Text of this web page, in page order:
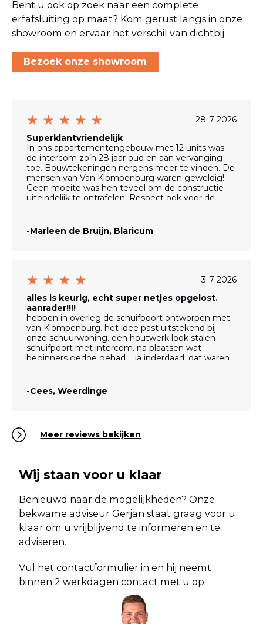
Bent u ook op zoek naar een complete
erfafsluiting op maat? Kom gerust langs in onze
showroom en ervaar het verschil van dichtbij.
Bezoek onze showroom
28-7-2026
Superklantvriendelijk
In ons appartementengebouw met 12 units was
de intercom zo’n 28 jaar oud en aan vervanging
toe. Bouwtekeningen nergens meer te vinden. De
mensen van Van Klompenburg waren geweldig!
Geen moeite was hen teveel om de constructie
uiteindelijk te ontrafelen. Respect ook voor de
Het systeem is nu geheel vernieuwd. We kunnen
weer 28 jaar vooruit.
-Marleen de Bruijn, Blaricum
3-7-2026
alles is keurig, echt super netjes opgelost.
aanrader!!!!
hebben in overleg de schuifpoort ontworpen met
van Klompenburg. het idee past uitstekend bij
onze schuurwoning. een houtwerk look stalen
schuifpoort met intercom. na plaatsen wat
beginners gedoe gehad.... ja inderdaad, dat waren
heeft opgelost. ook al is hij de "electronica" man, hij
heeft ook de stalen rollen en het neuswiel opnieuw
verkopen en goede service. Wat wordt het mooi
langs de weg.....(-;
-Cees, Weerdinge
Meer reviews bekijken
Wij staan voor u klaar
Benieuwd naar de mogelijkheden? Onze
bekwame adviseur Gerjan staat graag voor u
klaar om u vrijblijvend te informeren en te
adviseren.
Vul het contactformulier in en hij neemt
binnen 2 werkdagen contact met u op.